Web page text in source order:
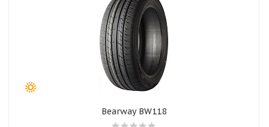
Bearway BW118